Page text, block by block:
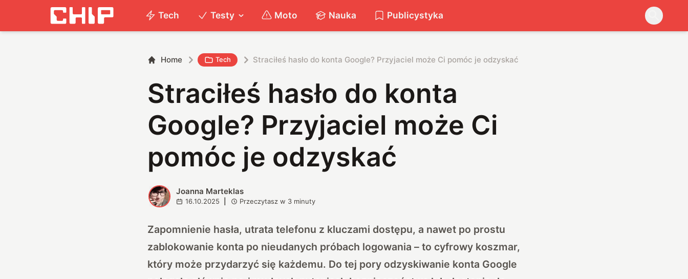
Tech Testy Moto Nauka Publicystyka
Home Tech Straciłeś hasło do konta Google? Przyjaciel może Ci pomóc je odzyskać
Straciłeś hasło do konta
Google? Przyjaciel może Ci
pomóc je odzyskać
J Joanna Marteklas
16.10.2025 Przeczytasz w 3 minuty
Zapomnienie hasła, utrata telefonu z kluczami dostępu, a nawet po prostu
zablokowanie konta po nieudanych próbach logowania – to cyfrowy koszmar,
który może przydarzyć się każdemu. Do tej pory odzyskiwanie konta Google